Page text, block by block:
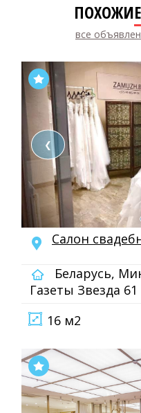
все
❮
Салон
Беларусь,
Газеты Звезда 61
16 м2